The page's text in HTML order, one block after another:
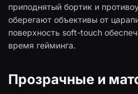
приподнятый бортик и
оберегают объективы от
поверхность soft-touch
время гейминга.
Прозрачные и